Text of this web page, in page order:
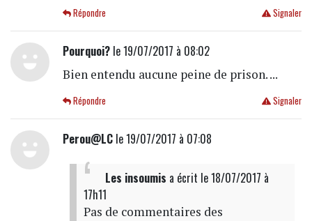
Signaler
Répondre
Pourquoi?le 19/07/2017 à 08:02
Bien entendu aucune peine de prison. ...
Signaler
Répondre
Perou@LCle 19/07/2017 à 07:08
Les insoumis a écrit le 18/07/2017 à
17h11
Pas de commentaires des